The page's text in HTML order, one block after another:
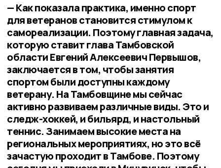
— Как показала практика, именно спорт
для ветеранов становится стимулом к
самореализации. Поэтому главная задача,
которую ставит глава Тамбовской
области Евгений Алексеевич Первышов,
заключается в том, чтобы занятия
спортом были доступны каждому
ветерану. На Тамбовщине мы сейчас
активно развиваем различные виды. Это и
следж-хоккей, и бильярд, и настольный
теннис. Занимаем высокие места на
региональных мероприятиях, но это всё
зачастую проходит в Тамбове. Поэтому